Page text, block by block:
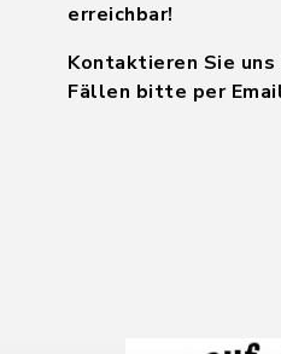
erreichbar!
Kontaktieren Sie uns
Fällen bitte per